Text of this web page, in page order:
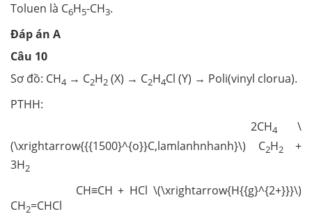
Toluen là C6H5-CH3.
Đáp án A
Câu 10
Sơ đồ: CH4 → C2H2 (X) → C2H4Cl (Y) → Poli(vinyl clorua).
PTHH:
2CH4
\
(\xrightarrow{{{1500}^{o}}C,lamlanhnhanh}\) C2H2+
3H2
CH≡CH + HCl \(\xrightarrow{H{{g}^{2+}}}\)
CH2=CHCl